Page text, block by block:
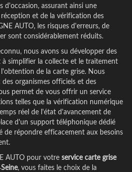
d'occasion, assurant ainsi une
et de la vérification des
AUTO, les risques d'erreurs, de
sont considérablement réduits.
nous avons su développer des
simplifier la collecte et le traitement
de la carte grise. Nous
organismes officiels et des
permet de vous offrir un service
telles que la vérification numérique
réel de l'état d'avancement de
d'un support téléphonique dédié
répondre efficacement aux besoins
AUTO pour votre service carte grise
, vous faites le choix de la